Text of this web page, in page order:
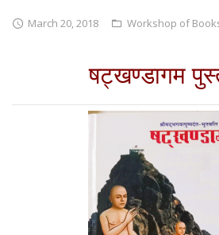
March 20, 2018 Workshop of
षट्खण्डागम